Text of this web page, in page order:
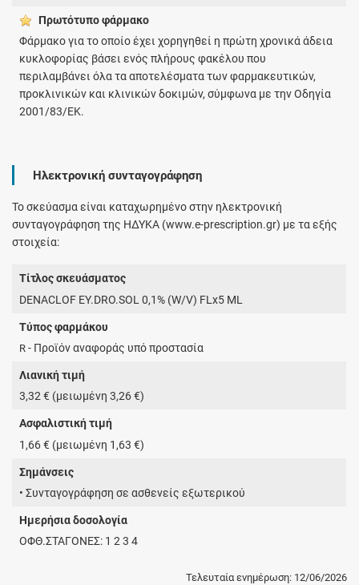
Πρωτότυπο φάρμακo
Φάρμακο για το οποίο έχει χορηγηθεί η πρώτη χρονικά άδεια
κυκλοφορίας βάσει ενός πλήρους φακέλου που
περιλαμβάνει όλα τα αποτελέσματα των φαρμακευτικών,
προκλινικών και κλινικών δοκιμών, σύμφωνα με την Οδηγία
2001/83/ΕΚ.
Ηλεκτρονική συνταγογράφηση
Το σκεύασμα είναι καταχωρημένο στην ηλεκτρονική
συνταγογράφηση της ΗΔΥΚΑ (www.e-prescription.gr) με τα εξής
στοιχεία:
Τίτλος σκευάσματος
DENACLOF EY.DRO.SOL 0,1% (W/V) FLx5 ML
Τύπος φαρμάκου
R - Προϊόν αναφοράς υπό προστασία
Λιανική τιμή
3,32 € (μειωμένη 3,26 €)
Ασφαλιστική τιμή
1,66 € (μειωμένη 1,63 €)
Σημάνσεις
• Συνταγογράφηση σε ασθενείς εξωτερικού
Ημερήσια δοσολογία
ΟΦΘ.ΣΤΑΓΟΝΕΣ: 1 2 3 4
Τελευταία ενημέρωση: 12/06/2026